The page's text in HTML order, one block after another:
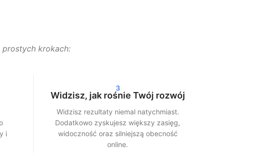
na Spotify — zapewniamy szybką i sprawną realizację.
mediów społecznościowych szybciej pokazują treści
prostych krokach:
i
3
Widzisz, jak rośnie Twój rozwój
Widzisz rezultaty niemal natychmiast.
Dodatkowo zyskujesz większy zasięg,
widoczność oraz silniejszą obecność
online.